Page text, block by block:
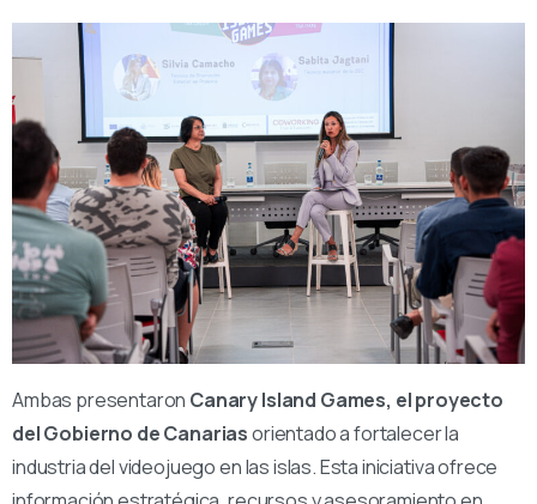
Ambas presentaron Canary Island Games, el proyecto
del Gobierno de Canariasorientado a fortalecer la
industria del videojuego en las islas. Esta iniciativa ofrece